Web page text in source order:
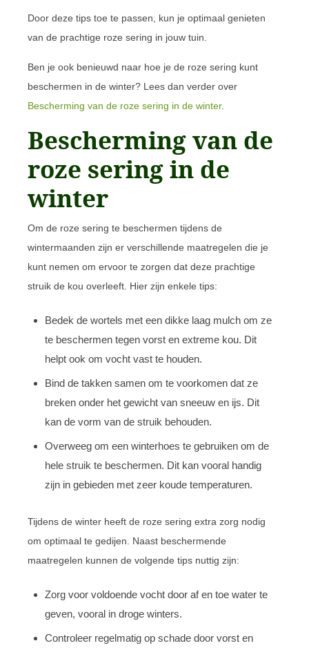
Door deze tips toe te passen, kun je optimaal genieten
van de prachtige roze sering in jouw tuin.
Ben je ook benieuwd naar hoe je de roze sering kunt
beschermen in de winter? Lees dan verder over
Bescherming van de roze sering in de winter.
Bescherming van de
roze sering in de
winter
Om de roze sering te beschermen tijdens de
wintermaanden zijn er verschillende maatregelen die je
kunt nemen om ervoor te zorgen dat deze prachtige
struik de kou overleeft. Hier zijn enkele tips:
Bedek de wortels met een dikke laag mulch om ze
te beschermen tegen vorst en extreme kou. Dit
helpt ook om vocht vast te houden.
Bind de takken samen om te voorkomen dat ze
breken onder het gewicht van sneeuw en ijs. Dit
kan de vorm van de struik behouden.
Overweeg om een winterhoes te gebruiken om de
hele struik te beschermen. Dit kan vooral handig
zijn in gebieden met zeer koude temperaturen.
Tijdens de winter heeft de roze sering extra zorg nodig
om optimaal te gedijen. Naast beschermende
maatregelen kunnen de volgende tips nuttig zijn:
Zorg voor voldoende vocht door af en toe water te
geven, vooral in droge winters.
Controleer regelmatig op schade door vorst en